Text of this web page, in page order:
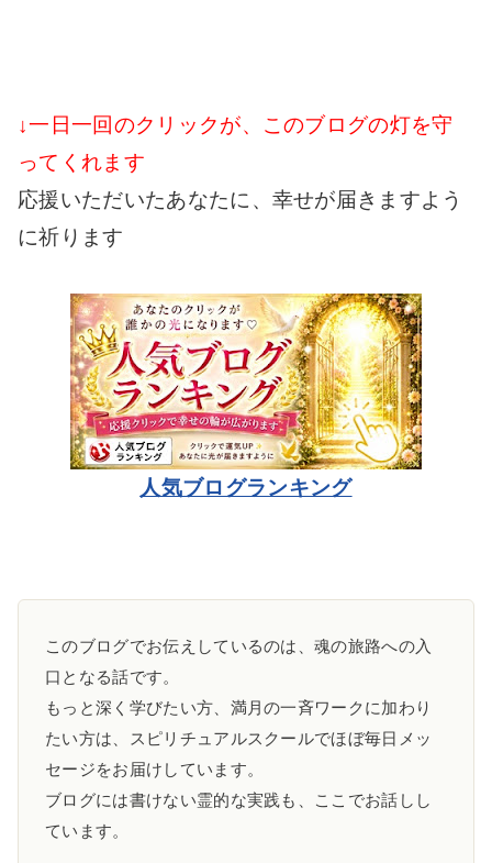
↓一日一回のクリックが、このブログの灯を守
ってくれます
応援いただいたあなたに、幸せが届きますよう
に祈ります
人気ブログランキング
このブログでお伝えしているのは、魂の旅路への入
口となる話です。
もっと深く学びたい方、満月の一斉ワークに加わり
たい方は、スピリチュアルスクールでほぼ毎日メッ
セージをお届けしています。
ブログには書けない霊的な実践も、ここでお話しし
ています。